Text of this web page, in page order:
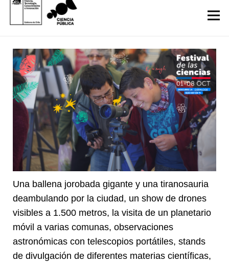
Una ballena jorobada gigante y una tiranosauria
deambulando por la ciudad, un show de drones
visibles a 1.500 metros, la visita de un planetario
móvil a varias comunas, observaciones
astronómicas con telescopios portátiles, stands
de divulgación de diferentes materias científicas,